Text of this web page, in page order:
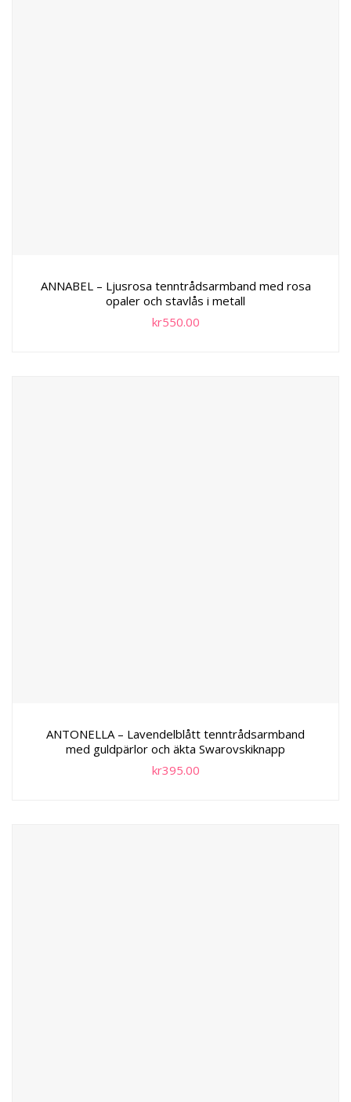
ANNABEL – Ljusrosa tenntrådsarmband med rosa
opaler och stavlås i metall
kr550.00
ANTONELLA – Lavendelblått tenntrådsarmband
med guldpärlor och äkta Swarovskiknapp
kr395.00